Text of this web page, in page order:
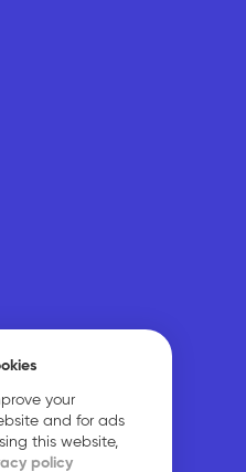
your
and for ads
this website,
policy